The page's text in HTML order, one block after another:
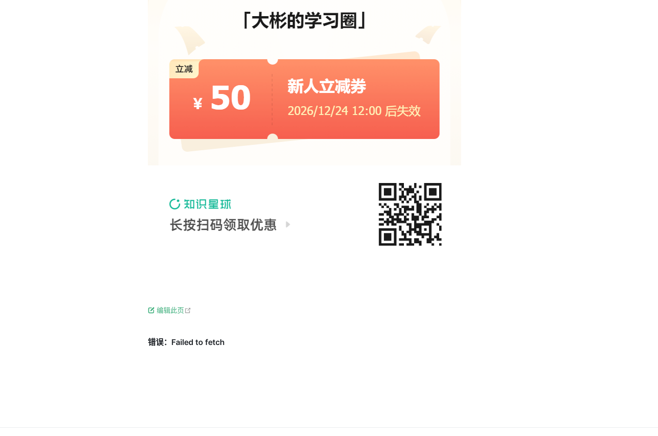
编辑此页